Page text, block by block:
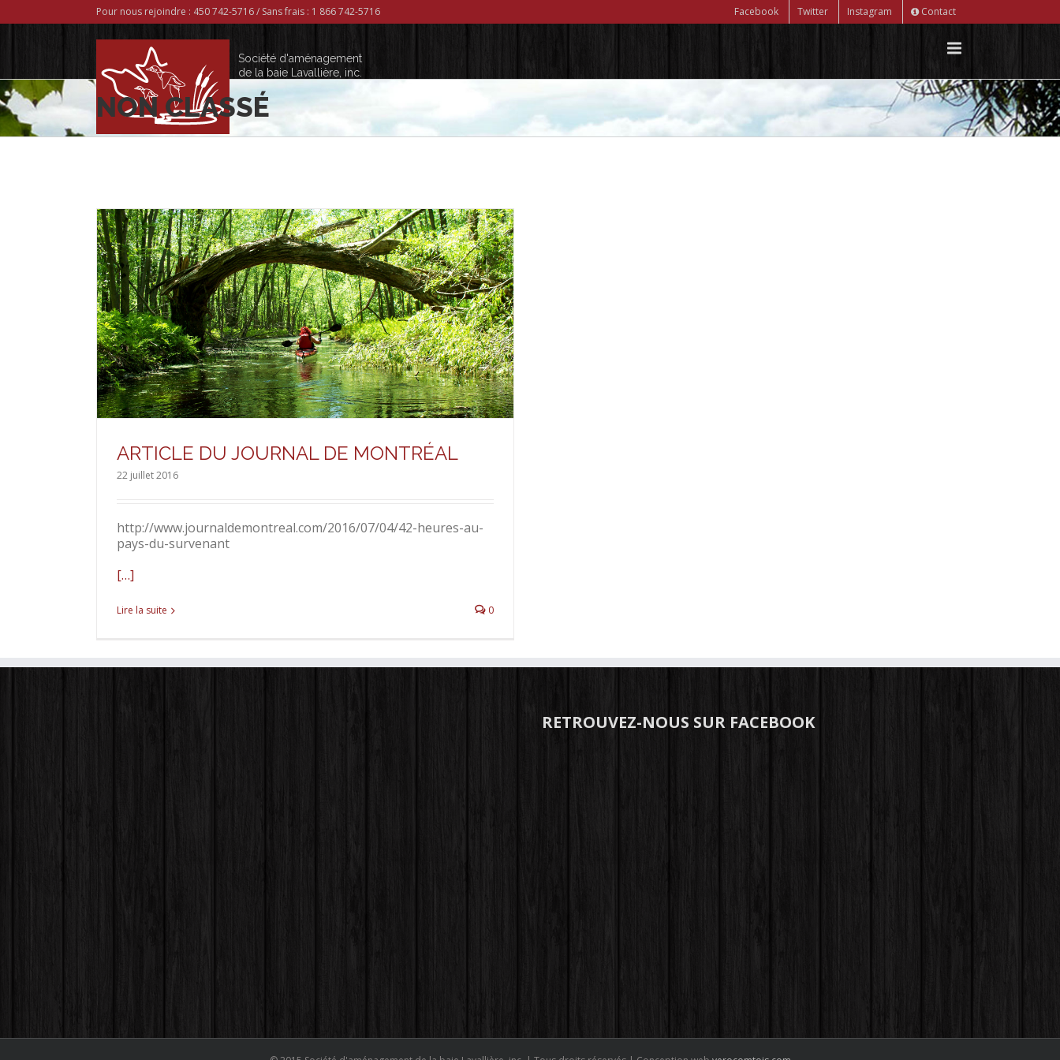
Pour nous rejoindre : 450 742-5716 / Sans frais : 1 866 742-5716 Facebook Twitter Instagram Contact
Société d'aménagement
de la baie Lavallière, inc.
NON CLASSÉ
ARTICLE DU JOURNAL DE MONTRÉAL
22 juillet 2016
http://www.journaldemontreal.com/2016/07/04/42-heures-au-
pays-du-survenant
[…]
Lire la suite 0
RETROUVEZ-NOUS SUR FACEBOOK